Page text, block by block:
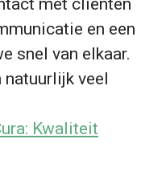
met cliënten
en een
snel van elkaar.
natuurlijk veel
Kwaliteit